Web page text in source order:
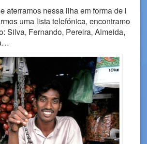
aterramos nessa ilha em forma de l
uma lista telefónica, encontramo
Silva, Fernando, Pereira, Almeida,